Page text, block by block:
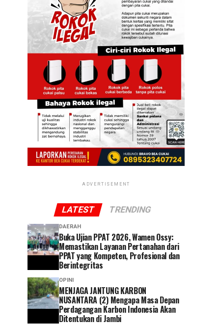
ADVERTISEMENT
LATEST TRENDING
DAERAH
Buka Ujian PPAT 2026, Wamen Ossy:
Memastikan Layanan Pertanahan dari
PPAT yang Kompeten, Profesional dan
Berintegritas
OPINI
MENJAGA JANTUNG KARBON
NUSANTARA (2) Mengapa Masa Depan
Perdagangan Karbon Indonesia Akan
Ditentukan di Jambi